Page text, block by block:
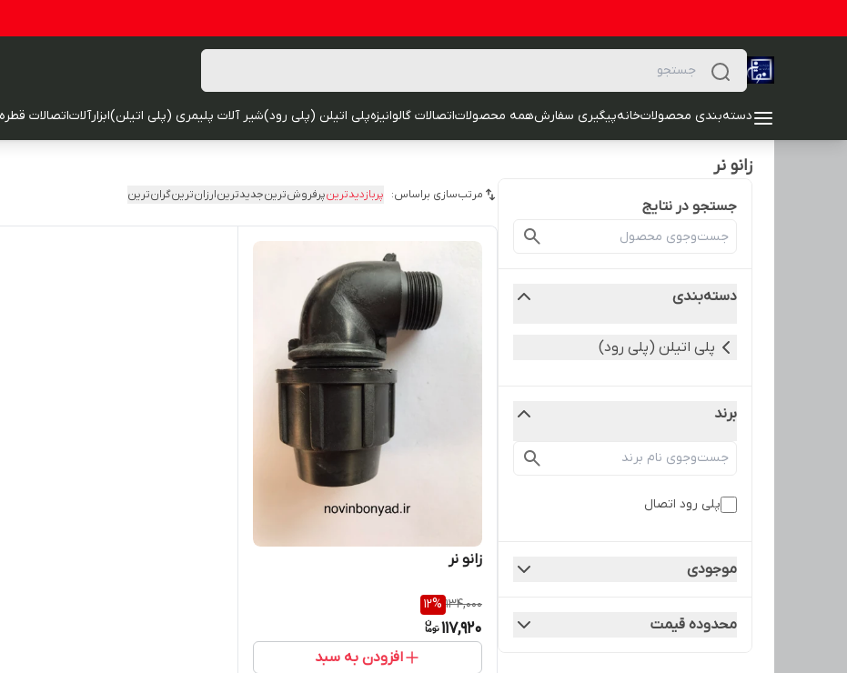
دسته‌بندی محصولاتخانهپیگیری سفارشهمه محصولاتاتصالات گالوانیزهپلی اتیلن (پلی رود)شیر آلات پلیمری (پلی اتیلن)ابزارآلاتاتصالات
زانو نر
جستجو در نتایج
دسته‌بندی
پلی اتیلن (پلی رود)
برند
پلی رود اتصال
موجودی
محدوده قیمت
مرتب‌سازی براساس: پربازدیدترینپرفروش‌ترینجدیدترینارزان‌ترینگران‌ترین
زانو نر
134,000
12%
117,920
افزودن به سبد